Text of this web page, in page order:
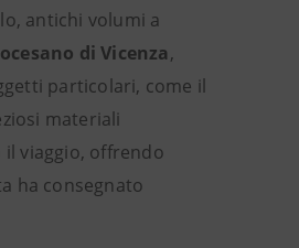
antichi volumi a
di Vicenza,
particolari, come il
materiali
viaggio, offrendo
ha consegnato